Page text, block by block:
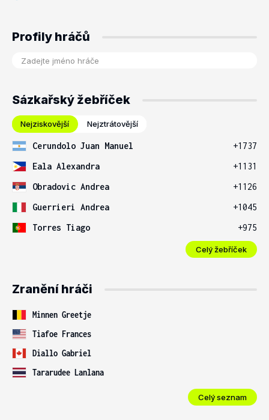
Profily hráčů
Sázkařský žebříček
Nejziskovější Nejztrátovější
Cerundolo Juan Manuel
+1737
Eala Alexandra
+1131
Obradovic Andrea
+1126
Guerrieri Andrea
+1045
Torres Tiago
+975
Celý žebříček
Zranění hráči
Minnen Greetje
Tiafoe Frances
Diallo Gabriel
Tararudee Lanlana
Celý seznam